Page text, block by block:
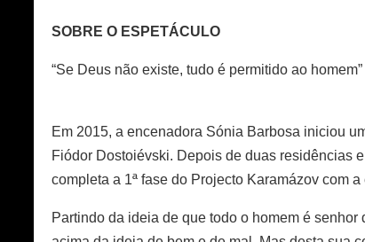
SOBRE O ESPETÁCULO
“Se Deus não existe, tudo é permitido ao homem”
Em 2015, a encenadora Sónia Barbosa iniciou
Fiódor Dostoiévski. Depois de duas residências
completa a 1ª fase do Projecto Karamázov com
Partindo da ideia de que todo o homem é